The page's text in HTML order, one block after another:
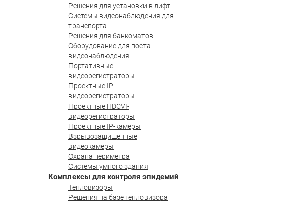
Решения для установки в лифт
Системы видеонаблюдения для
транспорта
Решения для банкоматов
Оборудование для поста
видеонаблюдения
Портативные
видеорегистраторы
Проектные IP-
видеорегистраторы
Проектные HDCVI-
видеорегистраторы
Проектные IP-камеры
Взрывозащищенные
видеокамеры
Охрана периметра
Системы умного здания
Комплексы для контроля эпидемий
Тепловизоры
Решения на базе тепловизора